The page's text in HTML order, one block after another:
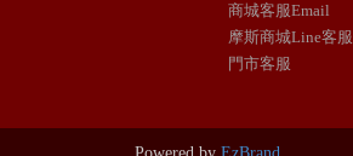
商城客服Email
摩斯商城Line客服
門市客服